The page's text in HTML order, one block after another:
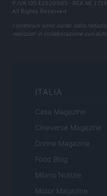
P.IVA 13542920965 · REA MI
All Rights Reserved
I contenuti sono curati dalla
realizzati in collaborazione con
ITALIA
Casa Magazine
Cineverse Magazine
Donne Magazine
Food Blog
Milano Notizie
Motor Magazine